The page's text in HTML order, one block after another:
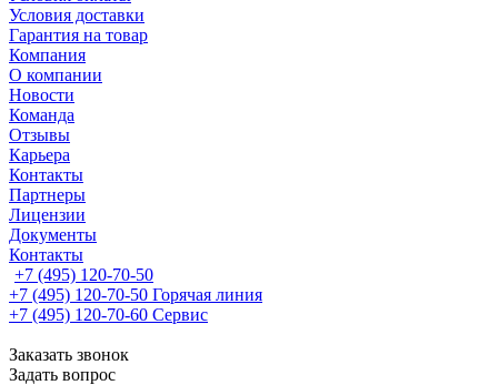
Условия доставки
Гарантия на товар
Компания
О компании
Новости
Команда
Отзывы
Карьера
Контакты
Партнеры
Лицензии
Документы
Контакты
+7 (495) 120-70-50
+7 (495) 120-70-50 Горячая линия
+7 (495) 120-70-60 Сервис
Заказать звонок
Задать вопрос